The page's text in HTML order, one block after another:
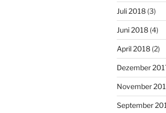
Juli 2018(3)
Juni 2018(4)
April 2018(2)
Dezember
November
September